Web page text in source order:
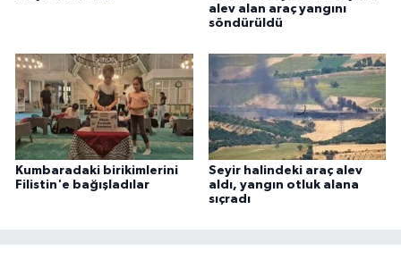
alev alan araç yangını
söndürüldü
Kumbaradaki birikimlerini
Filistin'e bağışladılar
Seyir halindeki araç alev
aldı, yangın otluk alana
sıçradı